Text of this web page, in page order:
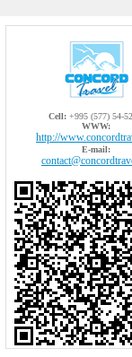
Cell:+995 (577) 54-
WWW:
http://
E-mail: